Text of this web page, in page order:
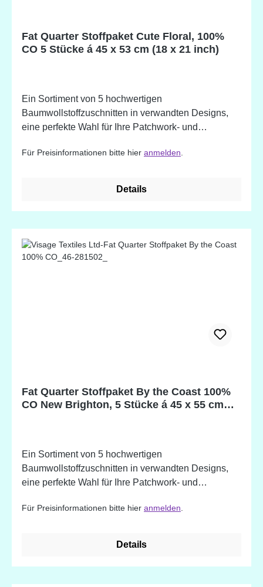
Fat Quarter Stoffpaket Cute Floral, 100%
CO 5 Stücke á 45 x 53 cm (18 x 21 inch)
Ein Sortiment von 5 hochwertigen
Baumwollstoffzuschnitten in verwandten Designs,
eine perfekte Wahl für Ihre Patchwork- und
Farben und Mustern. 100% Baumwolle. Designed in
Für Preisinformationen bitte hier anmelden
Details
Fat Quarter Stoffpaket By the Coast 100%
CO New Brighton, 5 Stücke á 45 x 55 cm
Ein Sortiment von 5 hochwertigen
Baumwollstoffzuschnitten in verwandten Designs,
eine perfekte Wahl für Ihre Patchwork- und
England
Für Preisinformationen bitte hier anmelden
Details